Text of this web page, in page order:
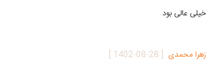
خیلی عالی بود
زهرا محمدی [
1402-08-28
]